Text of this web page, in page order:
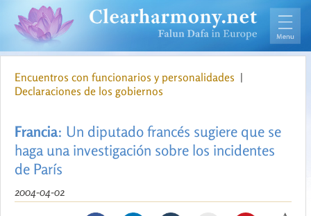
Encuentros con funcionarios y personalidades |
Declaraciones de los gobiernos
Francia: Un diputado francés sugiere que se
haga una investigación sobre los incidentes
de París
2004-04-02